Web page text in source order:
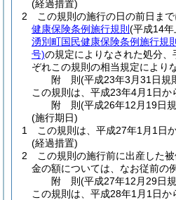
(経過措置)
2
この規則の施行の日の前日ま
健康保険条例施行規則 (平成14
湧別町国民健康保険条例施行規則
号)の規定によりなされた処分
ぞれこの規則の相当規定により
附 則(平成23年3月31日規
この規則は、平成23年4月1日か
附 則(平成26年12月19日
(施行期日)
1
この規則は、平成27年1月1日
(経過措置)
2
この規則の施行前に出産した
金の額については、なお従前の
附 則(平成27年12月29日
この規則は、平成28年1月1日か